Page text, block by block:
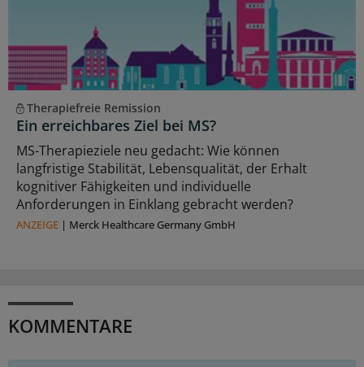
Therapiefreie Remission
Ein erreichbares Ziel bei MS?
MS-Therapieziele neu gedacht: Wie können
langfristige Stabilität, Lebensqualität, der Erhalt
kognitiver Fähigkeiten und individuelle
Anforderungen in Einklang gebracht werden?
ANZEIGE | Merck Healthcare Germany GmbH
KOMMENTARE